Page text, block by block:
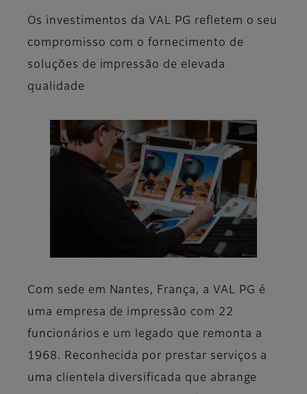
Os investimentos da VAL PG refletem o seu
compromisso com o fornecimento de
soluções de impressão de elevada
qualidade
Com sede em Nantes, França, a VAL PG é
uma empresa de impressão com 22
funcionários e um legado que remonta a
1968. Reconhecida por prestar serviços a
uma clientela diversificada que abrange